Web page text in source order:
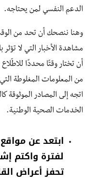
الدعم النفسي لمن يحتاجه.
وهنا ننصحك أن تحد من
مشاهدة الأخبار التي لا
أن تختار وقتًا محددًا
من المعلومات المغلوطة
اتجه إلى المصادر الموثوقة
الخدمات الصحية الوطنية.
ابتعد عن
لفترة واكتم
تحفز أعراض